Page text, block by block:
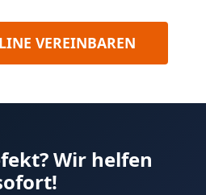
VEREINBAREN
Wir helfen